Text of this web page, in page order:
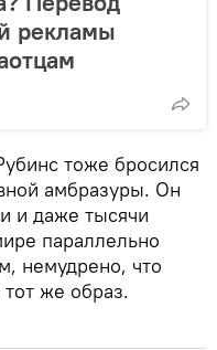
рекламы
тоже бросился
амбразуры. Он
и даже тысячи
параллельно
немудрено, что
же образ.